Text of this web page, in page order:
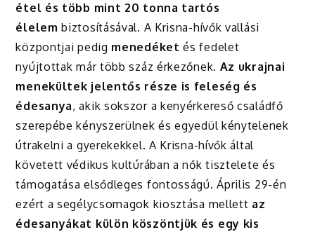
étel és több mint 20 tonna tartós
élelembiztosításával. A Krisna-hívők vallási
központjai pedig menedéket és fedelet
nyújtottak már több száz érkezőnek. Az ukrajnai
menekültek jelentős része is feleség és
édesanya, akik sokszor a kenyérkereső családfő
szerepébe kényszerülnek és egyedül kénytelenek
útrakelni a gyerekekkel. A Krisna-hívők által
követett védikus kultúrában a nők tisztelete és
támogatása elsődleges fontosságú. Április 29-én
ezért a segélycsomagok kiosztása mellett az
édesanyákat külön köszöntjük és egy kis